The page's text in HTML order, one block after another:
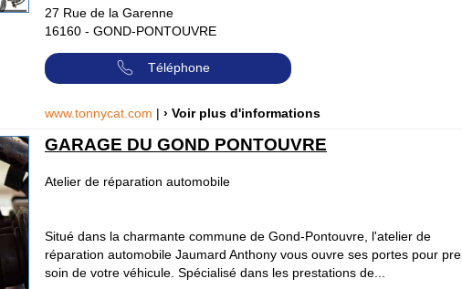
27 Rue de la Garenne
16160 - GOND-PONTOUVRE
Téléphone
www.tonnycat.com | › Voir plus d'informations
GARAGE DU GOND PONTOUVRE
Atelier de réparation automobile
Situé dans la charmante commune de Gond-Pontouvre, l'atelier de
réparation automobile Jaumard Anthony vous ouvre ses portes pour
soin de votre véhicule. Spécialisé dans les prestations de...